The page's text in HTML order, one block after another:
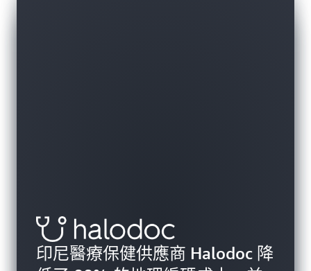
印尼醫療保健供應商 Halodoc 降